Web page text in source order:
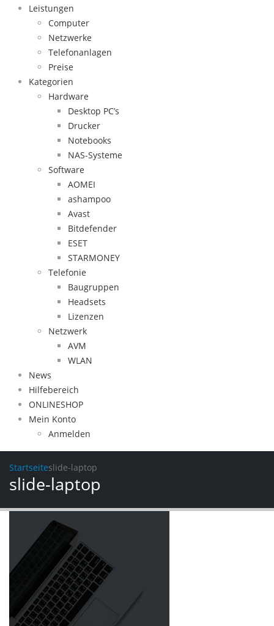
Leistungen
Computer
Netzwerke
Telefonanlagen
Preise
Kategorien
Hardware
Desktop PC’s
Drucker
Notebooks
NAS-Systeme
Software
AOMEI
ashampoo
Avast
Bitdefender
ESET
STARMONEY
Telefonie
Baugruppen
Headsets
Lizenzen
Netzwerk
AVM
WLAN
News
Hilfebereich
ONLINESHOP
Mein Konto
Anmelden
Startseiteslide-laptop
slide-laptop